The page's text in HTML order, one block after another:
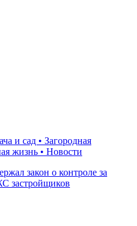
и сад • Загородная
жизнь • Новости
закон о контроле за
застройщиков